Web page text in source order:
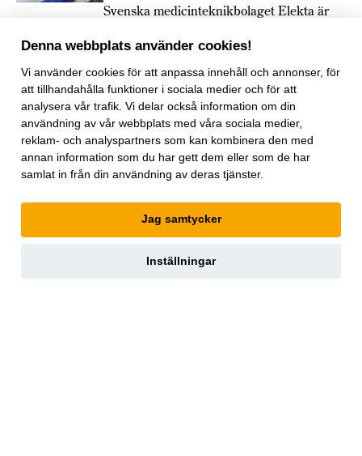
Svenska medicinteknikbolaget Elekta är
cancerbehandling – och fortsätter växa
globalt. Bland annat med hjälp av
leverantörskreditgarantier från
Exportkreditnämnden, EKN.
Världen Omtar upp trender inom geopolitik, vetenskap,
livsstil, affärer och kultur. Magasinet innehåller utvalda texter
urThe Economist som ger perspektiv och större möjlighet till
förståelse för megatrender i världen. Texterna är översatta av
The EconomistNewspaper Limited. Alla
rättigheter förbehållna.
Denna webbplats använder cookies!
Vi använder cookiesför att anpassa innehåll och annonser, för
att tillhandahålla funktioner i sociala medier och för att
analysera vår trafik. Vi delar också information om din
användning av vår webbplats med våra sociala medier,
reklam- och analyspartners som kan kombinera den med
annan information som du har gett dem eller som de har
samlat in från din användning av deras tjänster.
Jag samtycker
Inställningar